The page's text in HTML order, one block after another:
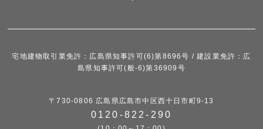
宅地建物取引業免許：広島県知事許可(6)第8696号 / 建設業免許：広
島県知事許可(般-6)第36909号
〒730-0806 広島県広島市中区西十日市町9-13
0120-822-290